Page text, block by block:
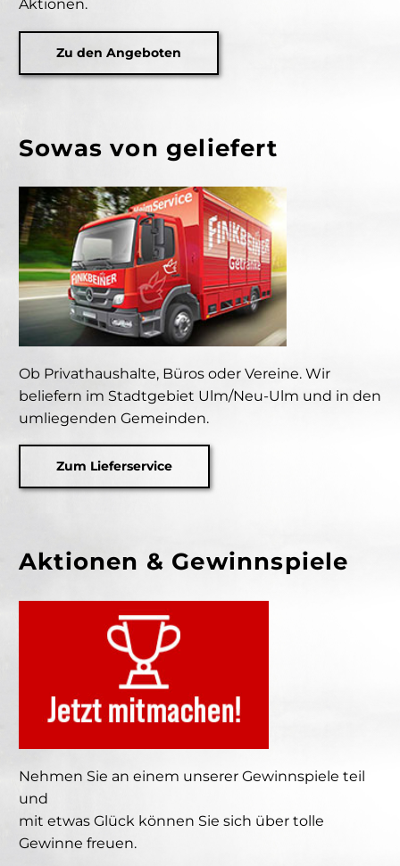
Aktionen.
Zu den Angeboten
Sowas von geliefert
Ob Privathaushalte, Büros oder Vereine. Wir
beliefern im Stadtgebiet Ulm/Neu-Ulm und in den
umliegenden Gemeinden.
Zum Lieferservice
Aktionen & Gewinnspiele
Nehmen Sie an einem unserer Gewinnspiele teil
und
mit etwas Glück können Sie sich über tolle
Gewinne freuen.